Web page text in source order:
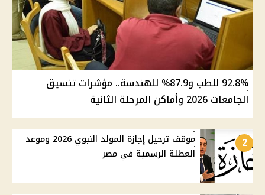
92.8% للطب و87.9% للهندسة.. مؤشرات تنسيق
الجامعات 2026 وأماكن المرحلة الثانية
2
موقف ترحيل إجازة المولد النبوي 2026 وموعد
العطلة الرسمية في مصر